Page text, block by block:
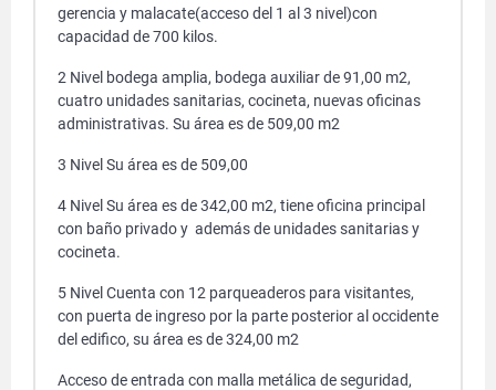
gerencia y malacate(acceso del 1 al 3 nivel)con
capacidad de 700 kilos.
2 Nivel bodega amplia, bodega auxiliar de 91,00 m2,
cuatro unidades sanitarias, cocineta, nuevas oficinas
administrativas. Su área es de 509,00 m2
3 Nivel Su área es de 509,00
4 Nivel Su área es de 342,00 m2, tiene oficina principal
con baño privado y además de unidades sanitarias y
cocineta.
5 Nivel Cuenta con 12 parqueaderos para visitantes,
con puerta de ingreso por la parte posterior al occidente
del edifico, su área es de 324,00 m2
Acceso de entrada con malla metálica de seguridad,